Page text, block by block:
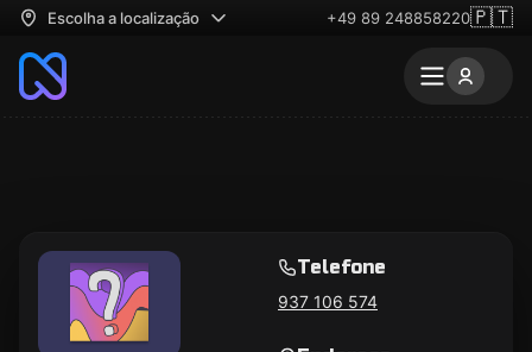
Escolha a localização +49 89 248858220🇵🇹
Telefone
937 106 574